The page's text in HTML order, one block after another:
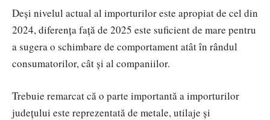
Deși nivelul actual al importurilor este apropiat de cel din
2024, diferența față de 2025 este suficient de mare pentru
a sugera o schimbare de comportament atât în rândul
consumatorilor, cât și al companiilor.
Trebuie remarcat că o parte importantă a importurilor
județului este reprezentată de metale, utilaje și